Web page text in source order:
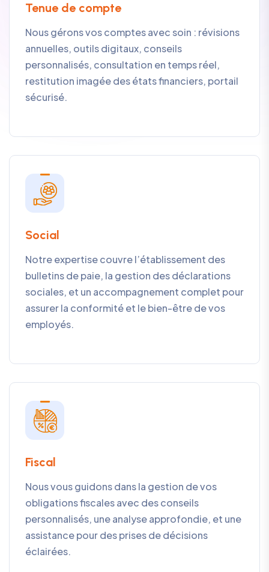
Tenue de compte
Nous gérons vos comptes avec soin : révisions
annuelles, outils digitaux, conseils
personnalisés, consultation en temps réel,
restitution imagée des états financiers, portail
sécurisé.
Social
Notre expertise couvre l’établissement des
bulletins de paie, la gestion des déclarations
sociales, et un accompagnement complet pour
assurer la conformité et le bien-être de vos
employés.
Fiscal
Nous vous guidons dans la gestion de vos
obligations fiscales avec des conseils
personnalisés, une analyse approfondie, et une
assistance pour des prises de décisions
éclairées.